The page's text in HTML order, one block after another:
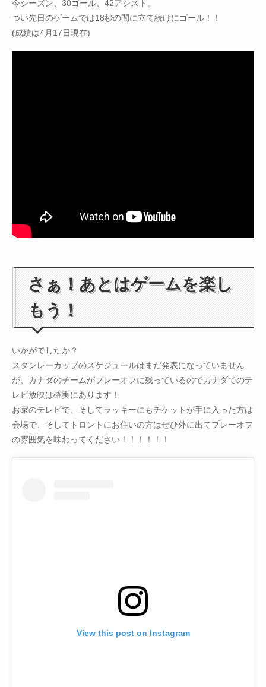
今シーズン、30ゴール、42アシスト。
つい先日のゲームでは18秒の間に立て続けにゴール！！
(成績は4月17日現在)
さぁ！あとはゲームを楽し
もう！
いかがでしたか？
スタンレーカップのスケジュールはまだ発表になっていません
が、カナダのチームがプレーオフに残っているのでカナダでのテ
レビ放映は確実にあります！
お家のテレビで、そしてラッキーにもチケットが手に入った方は
会場で、そしてトロントにお住いの方はぜひ外に出てプレーオフ
の雰囲気を味わってください！！！！！！
View this post on Instagram